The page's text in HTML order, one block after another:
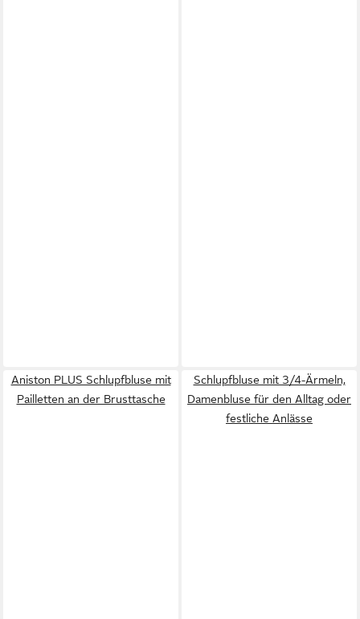
Aniston PLUS Schlupfbluse mit
Pailletten an der Brusttasche
Schlupfbluse mit 3/4-Ärmeln,
Damenbluse für den Alltag oder
festliche Anlässe